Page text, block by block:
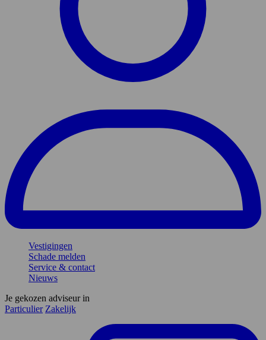
Vestigingen
Schade melden
Service & contact
Nieuws
Je gekozen adviseur in
Particulier Zakelijk